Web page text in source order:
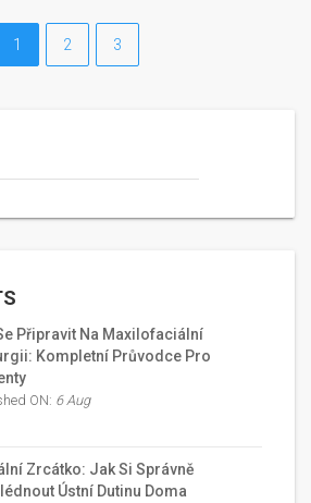
1 2 3
Připravit Na Maxilofaciální
Kompletní Průvodce Pro
ON: 6 Aug
Zrcátko: Jak Si Správně
Ústní Dutinu Doma